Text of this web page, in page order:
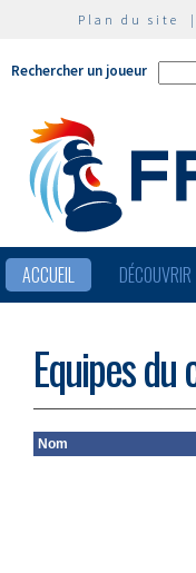
Plan du site
Rechercher un joueur
ACCUEIL DÉCOUVRIR
Equipes
Nom